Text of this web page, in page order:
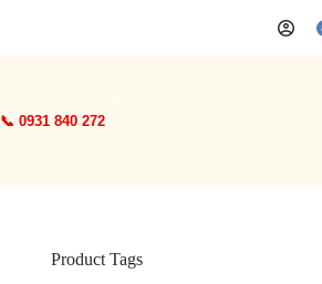
📞 0931 840 272
Product Tags